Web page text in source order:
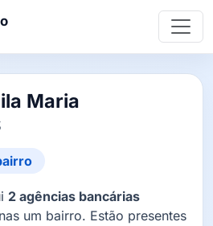
Maria
2 agências bancárias
um bairro. Estão presentes